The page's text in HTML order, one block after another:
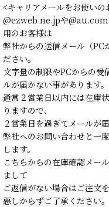
<キャリアメールをお使いの
@ezweb.ne.jpや
用のお客様は
弊社からの送信メール（PC
ださい。
文字量の制限やPCからの受
ルが届かない事があります。
通常２営業日以内には在庫
りますので、
２営業日を過ぎてメールが
弊社へのお問い合わせと一
します。
こちらからの在庫確認メー
まして
ご返信がない場合はご注文
悪しからずご了承ください。